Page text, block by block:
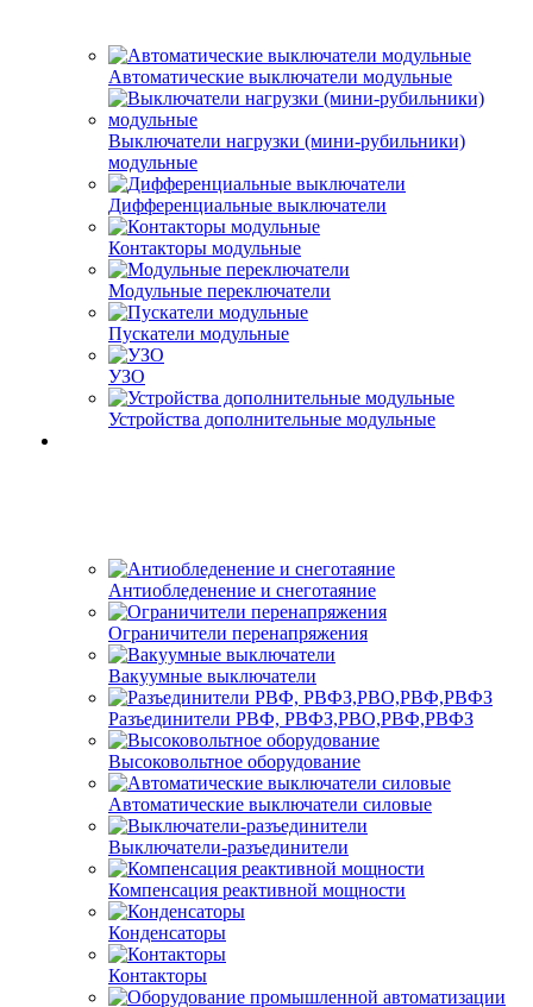
Автоматические выключатели модульные
Выключатели нагрузки (мини-рубильники)
модульные
Дифференциальные выключатели
Контакторы модульные
Модульные переключатели
Пускатели модульные
УЗО
Устройства дополнительные модульные
Антиобледенение и снеготаяние
Ограничители перенапряжения
Вакуумные выключатели
Разъединители РВФ, РВФЗ,РВО,РВФ,РВФЗ
Высоковольтное оборудование
Автоматические выключатели cиловые
Выключатели-разъединители
Компенсация реактивной мощности
Конденсаторы
Контакторы